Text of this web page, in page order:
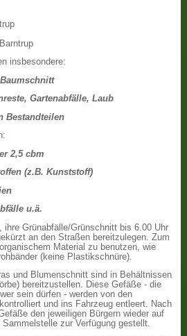
insbesondere:
Gartenabfälle, Laub
Bestandteilen
2,5 cbm
(z.B. Kunststoff)
u.ä.
ihre Grünabfälle/Grünschnitt bis 6.00 Uhr
an den Straßen bereitzulegen. Zum
Material zu benutzen, wie
(keine Plastikschnüre).
und Blumenschnitt sind in Behältnissen
bereitzustellen. Diese Gefäße - die
sein dürfen - werden von den
und ins Fahrzeug entleert. Nach
den jeweiligen Bürgern wieder auf
zur Verfügung gestellt.